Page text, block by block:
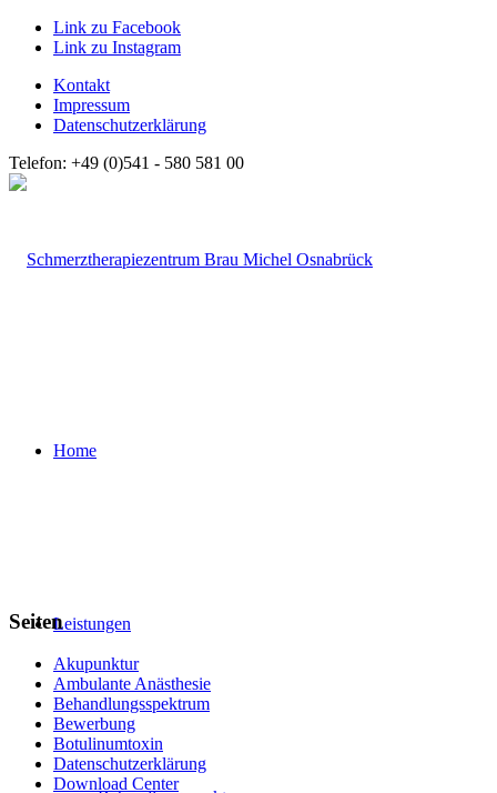
Link zu Facebook
Link zu Instagram
Kontakt
Impressum
Datenschutzerklärung
Telefon: +49 (0)541 - 580 581 00
Home
Leistungen
Seiten
Akupunktur
Ambulante Anästhesie
Behandlungsspektrum
Bewerbung
Botulinumtoxin
Datenschutzerklärung
Download Center